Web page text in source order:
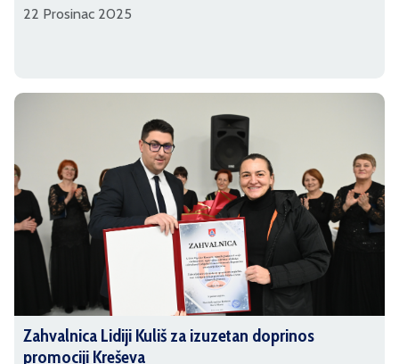
22 Prosinac 2025
Zahvalnica Lidiji Kuliš za izuzetan doprinos
promociji Kreševa